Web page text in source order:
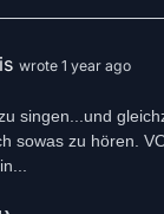
wrote 1 year ago
singen...und
sowas zu hören.